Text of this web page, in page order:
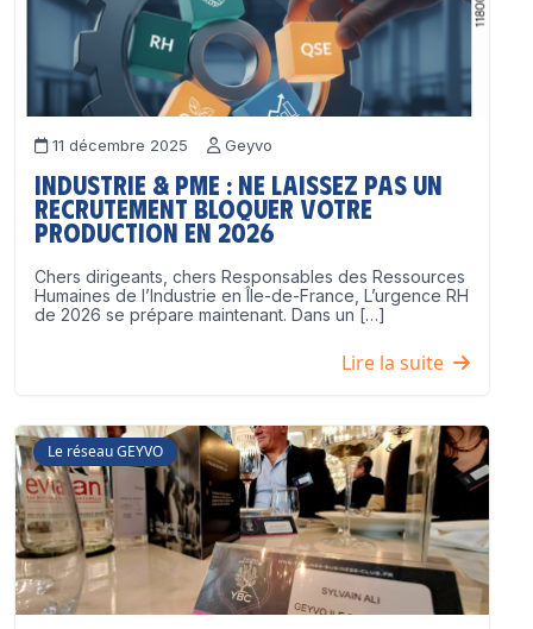
11 décembre 2025 Geyvo
Industrie & PME : ne laissez pas un
recrutement bloquer votre
production en 2026
Chers dirigeants, chers Responsables des Ressources
Humaines de l’Industrie en Île-de-France, L’urgence RH
de 2026 se prépare maintenant. Dans un […]
Lire la suite
Le réseau GEYVO